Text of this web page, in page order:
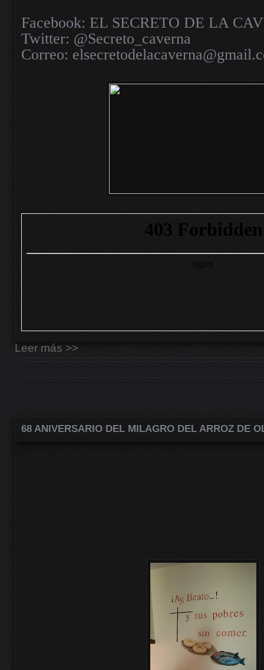
Facebook: EL SECRETO DE LA
Twitter: @Secreto_caverna
Correo:
Leer más >>
68 ANIVERSARIO DEL MILAGRO DEL ARROZ DE